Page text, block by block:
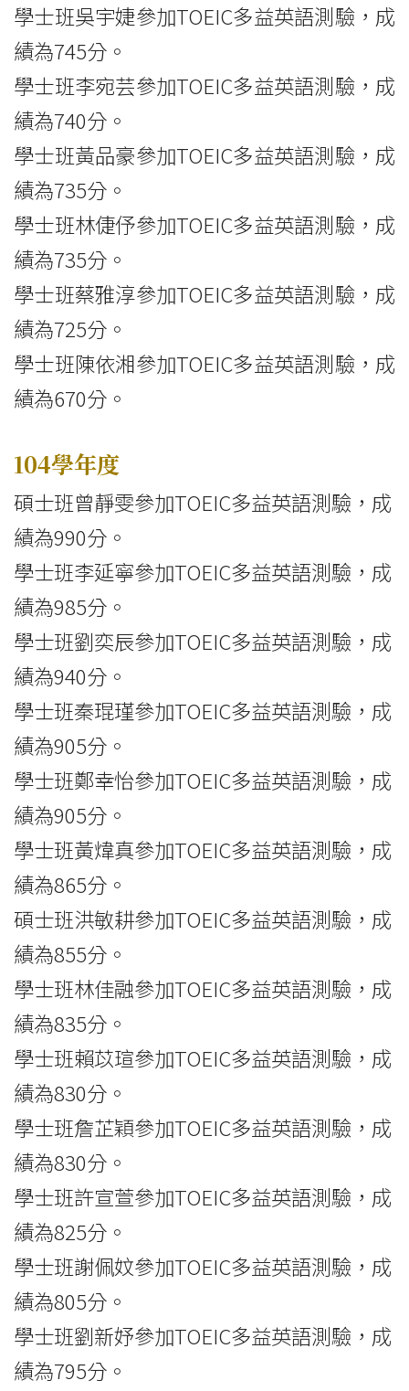
學士班吳宇婕參加TOEIC多益英語測驗，成
績為745分。
學士班李宛芸參加TOEIC多益英語測驗，成
績為740分。
學士班黃品豪參加TOEIC多益英語測驗，成
績為735分。
學士班林倢伃參加TOEIC多益英語測驗，成
績為735分。
學士班蔡雅淳參加TOEIC多益英語測驗，成
績為725分。
學士班陳依湘參加TOEIC多益英語測驗，成
績為670分。
104學年度
碩士班曾靜雯參加TOEIC多益英語測驗，成
績為990分。
學士班李延寧參加TOEIC多益英語測驗，成
績為985分。
學士班劉奕辰參加TOEIC多益英語測驗，成
績為940分。
學士班秦琨瑾參加TOEIC多益英語測驗，成
績為905分。
學士班鄭幸怡參加TOEIC多益英語測驗，成
績為905分。
學士班黃煒真參加TOEIC多益英語測驗，成
績為865分。
碩士班洪敏耕參加TOEIC多益英語測驗，成
績為855分。
學士班林佳融參加TOEIC多益英語測驗，成
績為835分。
學士班賴苡瑄參加TOEIC多益英語測驗，成
績為830分。
學士班詹芷穎參加TOEIC多益英語測驗，成
績為830分。
學士班許宣萱參加TOEIC多益英語測驗，成
績為825分。
學士班謝佩妏參加TOEIC多益英語測驗，成
績為805分。
學士班劉新妤參加TOEIC多益英語測驗，成
績為795分。